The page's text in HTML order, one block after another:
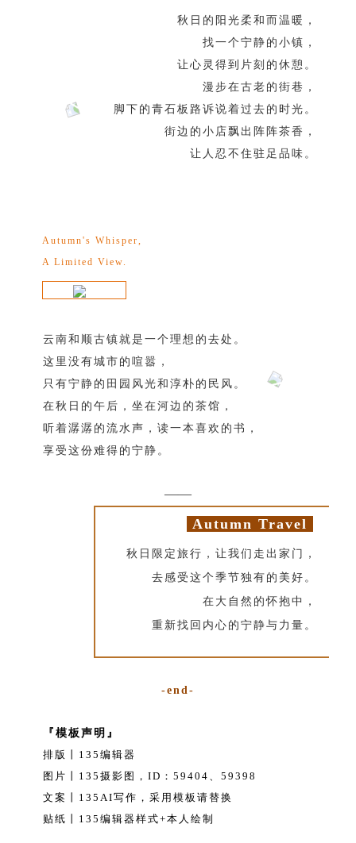
秋日的阳光柔和而温暖，
找一个宁静的小镇，
让心灵得到片刻的休憩。
漫步在古老的街巷，
脚下的青石板路诉说着过去的时光。
街边的小店飘出阵阵茶香，
让人忍不住驻足品味。
Autumn's Whisper,
A Limited View.
云南和顺古镇就是一个理想的去处。
这里没有城市的喧嚣，
只有宁静的田园风光和淳朴的民风。
在秋日的午后，坐在河边的茶馆，
听着潺潺的流水声，读一本喜欢的书，
享受这份难得的宁静。
——
Autumn Travel
秋日限定旅行，让我们走出家门，
去感受这个季节独有的美好。
在大自然的怀抱中，
重新找回内心的宁静与力量。
-end-
『模板声明』
排版丨135编辑器
图片丨135摄影图，ID：59404、59398
文案丨135AI写作，采用模板请替换
贴纸丨135编辑器样式+本人绘制